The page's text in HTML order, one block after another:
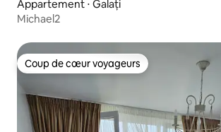
Appartement ⋅ Galați
Michael2
Coup de cœur voyageurs
Coup de cœur voyageurs